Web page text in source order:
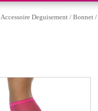
Accessoire Deguisement / Bonnet /